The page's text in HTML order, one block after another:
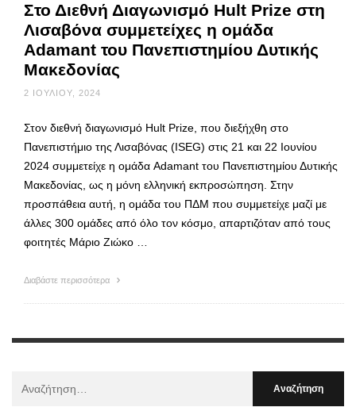
Στο Διεθνή Διαγωνισμό Hult Prize στη
Λισαβόνα συμμετείχες η ομάδα
Adamant του Πανεπιστημίου Δυτικής
Μακεδονίας
2 ΙΟΥΛΊΟΥ, 2024
Στον διεθνή διαγωνισμό Hult Prize, που διεξήχθη στο
Πανεπιστήμιο της Λισαβόνας (ISEG) στις 21 και 22 Ιουνίου
2024 συμμετείχε η ομάδα Adamant του Πανεπιστημίου Δυτικής
Μακεδονίας, ως η μόνη ελληνική εκπροσώπηση. Στην
προσπάθεια αυτή, η ομάδα του ΠΔΜ που συμμετείχε μαζί με
άλλες 300 ομάδες από όλο τον κόσμο, απαρτιζόταν από τους
φοιτητές Μάριο Ζιώκο …
Διαβάστε περισσότερα